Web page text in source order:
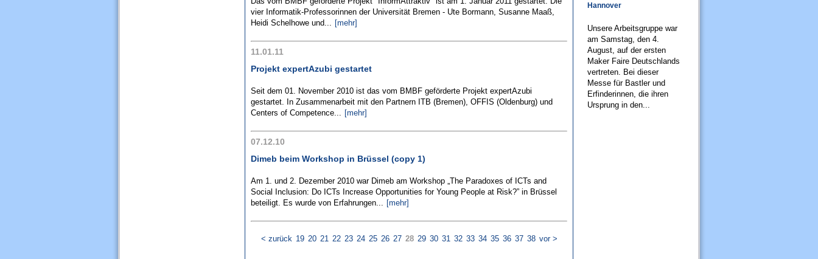
vier Informatik-Professorinnen der Universität Bremen - Ute Bormann, Susanne Maaß,
Heidi Schelhowe und... [mehr]
11.01.11
Projekt expertAzubi gestartet
Seit dem 01. November 2010 ist das vom BMBF geförderte Projekt expertAzubi
gestartet. In Zusammenarbeit mit den Partnern ITB (Bremen), OFFIS (Oldenburg) und
Centers of Competence... [mehr]
07.12.10
Dimeb beim Workshop in Brüssel (copy 1)
Am 1. und 2. Dezember 2010 war Dimeb am Workshop „The Paradoxes of ICTs and
Social Inclusion: Do ICTs Increase Opportunities for Young People at Risk?” in Brüssel
beteiligt. Es wurde von Erfahrungen... [mehr]
< zurück 19 20 21 22 23 24 25 26 27 28 29 30 31 32 33 34 35 36 37 38 vor >
Hannover
Unsere Arbeitsgruppe war
am Samstag, den 4.
August, auf der ersten
Maker Faire Deutschlands
vertreten. Bei dieser
Messe für Bastler und
Erfinderinnen, die ihren
Ursprung in den...